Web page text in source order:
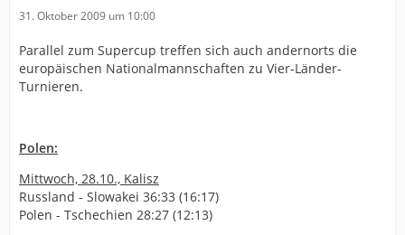
31. Oktober 2009 um 10:00
Parallel zum Supercup treffen sich auch andernorts die
europäischen Nationalmannschaften zu Vier-Länder-
Turnieren.
Polen:
Mittwoch, 28.10., Kalisz
Russland - Slowakei 36:33 (16:17)
Polen - Tschechien 28:27 (12:13)